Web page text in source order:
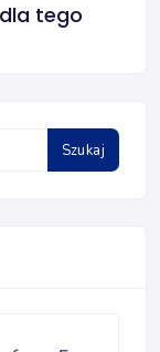
tego
Szukaj